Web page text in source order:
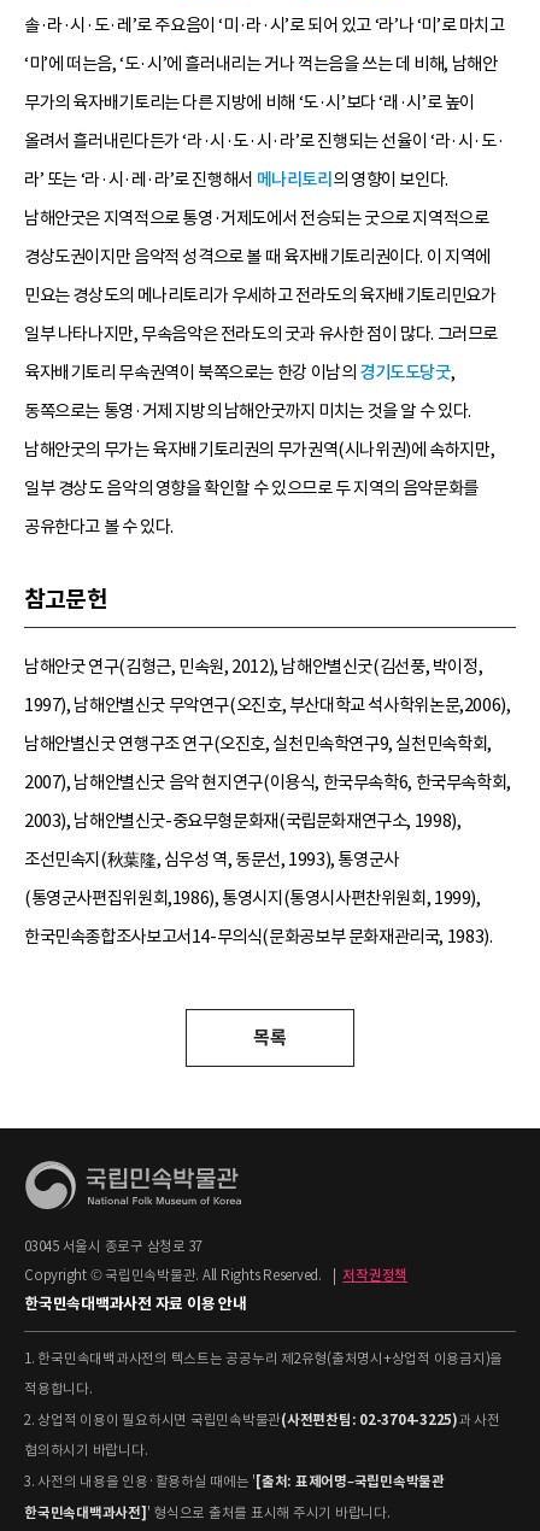
솔·라·시·도·레’로 주요음이 ‘미·라·시’로 되어 있고 ‘라’나 ‘미’로 마치고
‘미’에 떠는음, ‘도·시’에 흘러내리는 거나 꺽는음을 쓰는 데 비해, 남해안
무가의 육자배기토리는 다른 지방에 비해 ‘도·시’보다 ‘래·시’로 높이
올려서 흘러내린다든가 ‘라·시·도·시·라’로 진행되는 선율이 ‘라·시·도·
라’ 또는 ‘라·시·레·라’로 진행해서 메나리토리 의 영향이 보인다.
남해안굿은 지역적으로 통영·거제도에서 전승되는 굿으로 지역적으로
경상도권이지만 음악적 성격으로 볼 때 육자배기토리권이다. 이 지역에
민요는 경상도의 메나리토리가 우세하고 전라도의 육자배기토리민요가
일부 나타나지만, 무속음악은 전라도의 굿과 유사한 점이 많다. 그러므로
육자배기토리 무속권역이 북쪽으로는 한강 이남의 경기도도당굿,
동쪽으로는 통영·거제 지방의 남해안굿까지 미치는 것을 알 수 있다.
남해안굿의 무가는 육자배기토리권의 무가권역(시나위권)에 속하지만,
일부 경상도 음악의 영향을 확인할 수 있으므로 두 지역의 음악문화를
공유한다고 볼 수 있다.
참고문헌
남해안굿 연구(김형근, 민속원, 2012), 남해안별신굿(김선풍, 박이정,
1997), 남해안별신굿 무악연구(오진호, 부산대학교 석사학위논문,2006),
남해안별신굿 연행구조 연구(오진호, 실천민속학연구9, 실천민속학회,
2007), 남해안별신굿 음악 현지연구(이용식, 한국무속학6, 한국무속학회,
2003), 남해안별신굿-중요무형문화재(국립문화재연구소, 1998),
조선민속지(秋葉隆, 심우성 역, 동문선, 1993), 통영군사
(통영군사편집위원회,1986), 통영시지(통영시사편찬위원회, 1999),
한국민속종합조사보고서14-무의식(문화공보부 문화재관리국, 1983).
목록
03045 서울시 종로구 삼청로 37
Copyright © 국립민속박물관. All Rights Reserved.
저작권정책
한국민속대백과사전 자료 이용 안내
1. 한국민속대백과사전의 텍스트는 공공누리 제2유형(출처명시+상업적 이용금지)을
적용합니다.
2. 상업적 이용이 필요하시면 국립민속박물관(사전편찬팀: 02-3704-3225)과 사전
협의하시기 바랍니다.
3. 사전의 내용을 인용·활용하실 때에는 ' [출처: 표제어명–국립민속박물관
한국민속대백과사전] ' 형식으로 출처를 표시해 주시기 바랍니다.